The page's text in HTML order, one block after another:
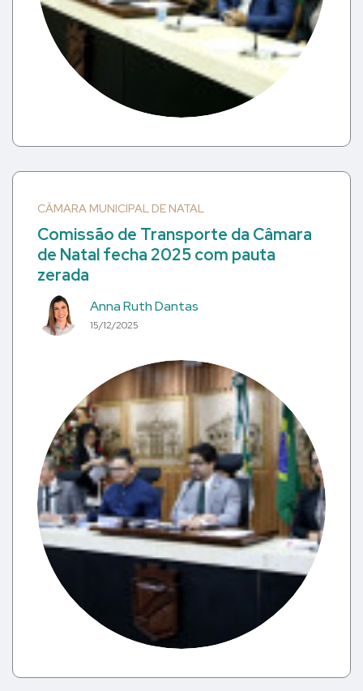
CÂMARA MUNICIPAL DE NATAL
Comissão de Transporte da Câmara
de Natal fecha 2025 com pauta
zerada
Anna Ruth Dantas
15/12/2025